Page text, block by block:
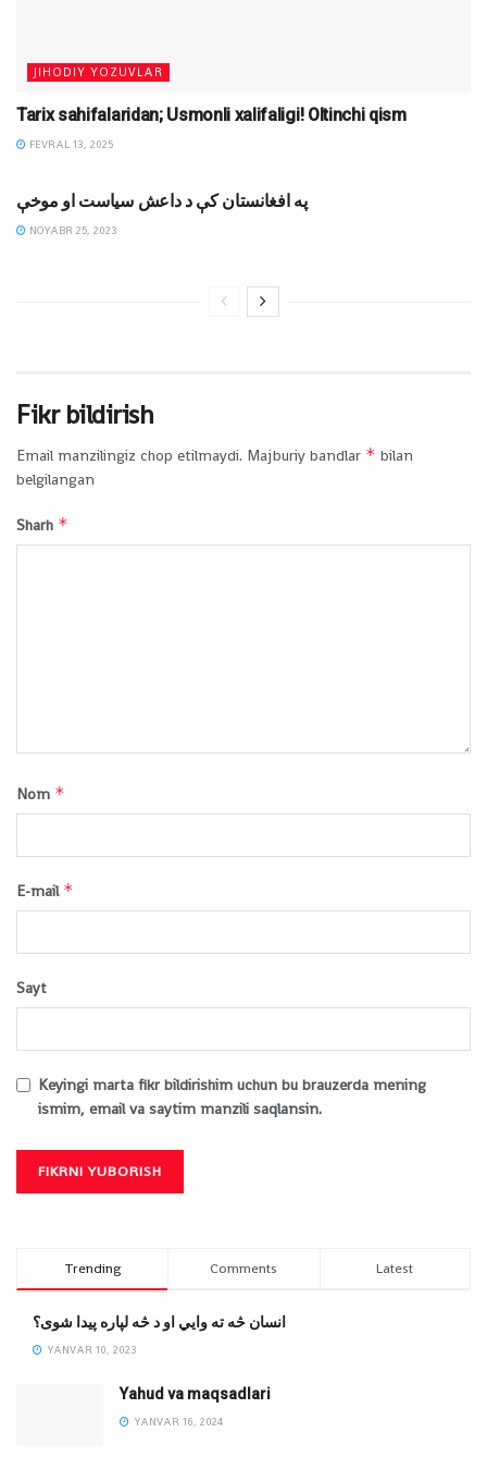
JIHODIY YOZUVLAR
Tarix sahifalaridan; Usmonli xalifaligi! Oltinchi qism
FEVRAL 13, 2025
په افغانستان کې د داعش سياست او موخې
NOYABR 25, 2023
Fikr bildirish
Email manzilingiz chop etilmaydi. Majburiy bandlar * bilan
belgilangan
Sharh *
Nom *
E-mail *
Sayt
Keyingi marta fikr bildirishim uchun bu brauzerda mening
ismim, email va saytim manzili saqlansin.
Trending Comments Latest
انسان څه ته وایي او د څه لپاره پیدا شوی؟
YANVAR 10, 2023
Yahud va maqsadlari
YANVAR 16, 2024